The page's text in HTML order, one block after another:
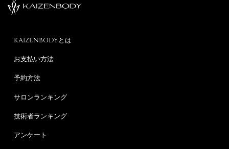
KAIZENBODYとは
お支払い方法
予約方法
サロンランキング
技術者ランキング
アンケート